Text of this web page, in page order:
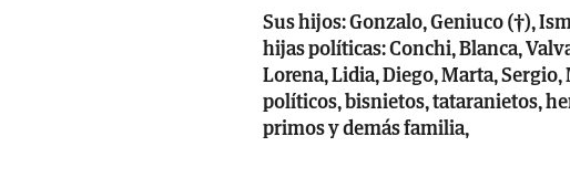
Sus hijos: Gonzalo, Geniuco (†),
hijas políticas: Conchi, Blanca,
Lorena, Lidia, Diego, Marta,
políticos, bisnietos, tataranietos,
primos y demás familia,